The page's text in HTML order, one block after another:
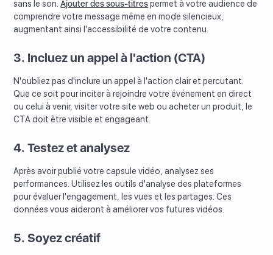
sans le son.Ajouter des sous-titrespermet à votre audience de
comprendre votre message même en mode silencieux,
augmentant ainsi l'accessibilité de votre contenu.
3. Incluez un appel à l'action (CTA)
N'oubliez pas d'inclure un appel à l'action clair et percutant.
Que ce soit pour inciter à rejoindre votre événement en direct
ou celui à venir, visiter votre site web ou acheter un produit, le
CTA doit être visible et engageant.
4. Testez et analysez
Après avoir publié votre capsule vidéo, analysez ses
performances. Utilisez les outils d'analyse des plateformes
pour évaluer l'engagement, les vues et les partages. Ces
données vous aideront à améliorer vos futures vidéos.
5. Soyez créatif